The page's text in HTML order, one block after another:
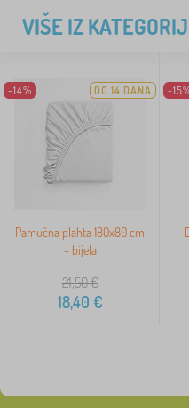
VIŠE IZ
-14% DO 14 DANA
Pamučna plahta 180x80 cm
- bijela
21,50€
18,40 €
-